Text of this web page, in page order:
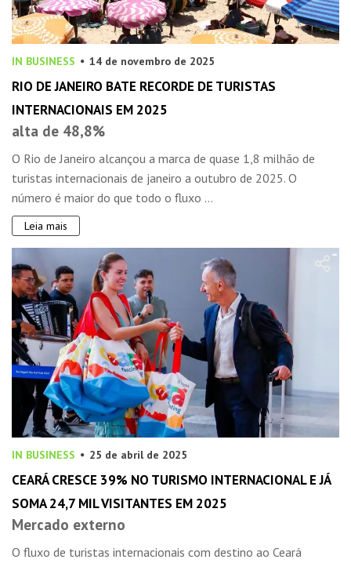
IN BUSINESS 14 de novembro de 2025
RIO DE JANEIRO BATE RECORDE DE TURISTAS
INTERNACIONAIS EM 2025
alta de 48,8%
O Rio de Janeiro alcançou a marca de quase 1,8 milhão de
turistas internacionais de janeiro a outubro de 2025. O
número é maior do que todo o fluxo ...
Leia mais
IN BUSINESS 25 de abril de 2025
CEARÁ CRESCE 39% NO TURISMO INTERNACIONAL E JÁ
SOMA 24,7 MIL VISITANTES EM 2025
Mercado externo
O fluxo de turistas internacionais com destino ao Ceará